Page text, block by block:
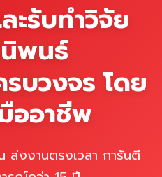
ะรับทำวิจัย
พนธ์
บวงจร โดย
ออาชีพ
ส่งงานตรงเวลา การันตี